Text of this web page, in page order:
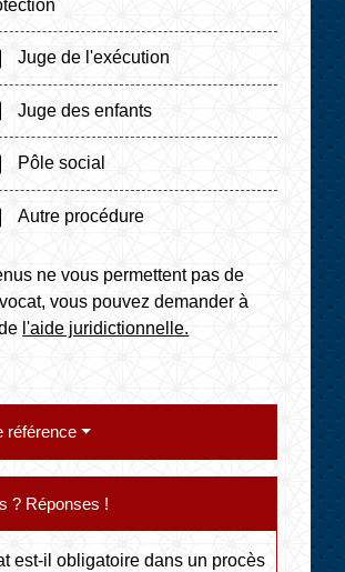
Juge de l'exécution
Juge des enfants
Pôle social
Autre procédure
ne vous permettent pas de
vous pouvez demander à
l'aide juridictionnelle.
référence
? Réponses !
est-il obligatoire dans un procès